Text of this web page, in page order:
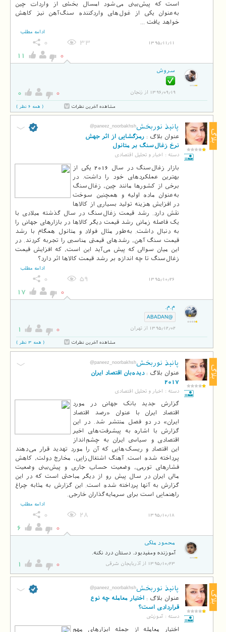
است که پیش‌بینی می‌شود امسال بخشی از واردات چین
به‌عنوان یکی از غول‌های واردکننده سنگ‌آهن نیز کاهش
خواهد یافت ...
ادامه مطلب
1395/11/11
33
0
0
11
سروش
1396/09/19 از زنجان 0
0
مشاهده آخرین نظرات ( همه 6 نظر )
بلاگ
پانیذ نوربخش@paneez_noorbakhsh
عنوان بلاگ : رمزگشایی از اثر جهش
نرخ زغال‌سنگ بر متانول
دسته : اخبار و تحلیل اقتصادی
بازار زغال‌سنگ در سال 2016 یکی از
بهترین عملکردهای خود را داشت. در
برخی از کشورها مانند چین، زغال‌سنگ
به‌عنوان ماده اولیه و همچنین سوخت
در افزایش هزینه تولید بسیاری از کالاها
نقش دارد. رشد قیمت زغال‌سنگ در سال گذشته میلادی با
یک فاصله زمانی رشد قیمت دیگر کالاها در بازارهای جهانی را
به دنبال داشت. به‌طور مثال فولاد و متانول همگام با رشد
قیمت سنگ آهن، رشدهای قیمتی مناسبی را تجربه کردند. در
این میان سوالی که پیش می‌آید این است، که افزایش قیمت
زغال‌سنگ تا چه اندازه بر رشد قیمت کالاها اثر دارد؟
ادامه مطلب
1395/10/26
59
0
0
17
م.م.
@ABADAN
1395/12/02 از تهران 0
1
مشاهده آخرین نظرات ( همه 3 نظر )
بلاگ
پانیذ نوربخش@paneez_noorbakhsh
عنوان بلاگ :دیده‌بان اقتصاد ایران
2017
دسته : اخبار و تحلیل اقتصادی
گزارش جدید بانک جهانی در مورد
اقتصاد ایران با عنوان «رصد اقتصاد
ایران» در دو فصل منتشر شد. در این
گزارش با اشاره به پیشرفت‌های اخیر
اقتصادی و سیاسی ایران به چشم‌انداز
این اقتصاد و ریسک‌هایی که آن را مورد تهدید قرار می‌دهند
پرداخته شده است. آهنگ اشتغال‌زایی، مخارج دولت، کاهش
فشارهای تورمی، وضعیت حساب جاری و پیش‌بینی وضعیت
مالی ایران در سال پیش رو از دیگر مباحثی است که در این
گزارش به آنها پرداخته شده است. این گزارش به مثابه چراغ
راهنمایی است برای سرمایه‌گذاران خارجی.
ادامه مطلب
1395/10/18
28
0
0
6
محمود ملکی
آموزنده ومفیدبود. دستتان درد نکنه.
1395/10/23 از آذربایجان شرقی 0
1
بلاگ
پانیذ نوربخش@paneez_noorbakhsh
عنوان بلاگ : اختیار معامله چه نوع
قراردادی است؟
دسته : آموزشی
اختیار معامله از جمله ابزارهای مهم